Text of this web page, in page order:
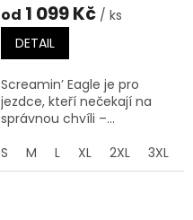
4XL 5XL
od 1 099 Kč / ks
DETAIL
Screamin’ Eagle je pro
jezdce, kteří nečekají na
správnou chvíli –...
S
M L XL 2XL 3XL